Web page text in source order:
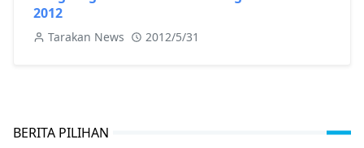
2012
Tarakan News 2012/5/31
BERITA PILIHAN